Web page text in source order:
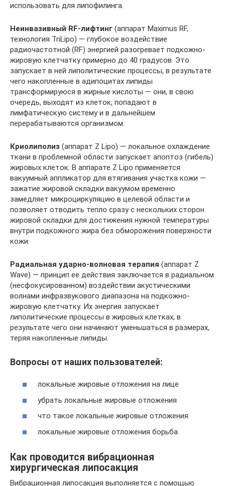
использовать для липофилинга.
Неинвазивный RF-лифтинг (аппарат Maximus RF,
технология TriLipo) — глубокое воздействие
радиочастотной (RF) энергией разогревает подкожно-
жировую клетчатку примерно до 40 градусов. Это
запускает в ней липолитические процессы, в результате
чего накопленные в адипоцитах липиды
трансформируюся в жирные кислоты — они, в свою
очередь, выходят из клеток, попадают в
лимфатическую систему и в дальнейшем
перерабатываются организмом.
Криолиполиз (аппарат Z Lipo) — локальное охлаждение
ткани в проблемной области запускает апоптоз (гибель)
жировых клеток. В аппарате Z Lipo применяется
вакуумный аппликатор для втягивания участка кожи —
зажатие жировой складки вакуумом временно
замедляет микроциркуляцию в целевой области и
позволяет отводить тепло сразу с нескольких сторон
жировой складки для достижения нужной температуры
внутри подкожного жира без обморожения поверхности
кожи.
Радиальная ударно-волновая терапия (аппарат Z
Wave) — принцип ее действия заключается в радиальном
(несфокусированном) воздействии акустическими
волнами инфразвукового диапазона на подкожно-
жировую клетчатку. Их энергия запускает
липолитические процессы в жировых клетках, в
результате чего они начинают уменьшаться в размерах,
теряя накопленные липиды.
Вопросы от наших пользователей:
локальные жировые отложения на лице
убрать локальные жировые отложения
что такое локальные жировые отложения
локальные жировые отложения борьба
Как проводится вибрационная
хирургическая липосакция
Вибрационная липосакция выполняется с помощью